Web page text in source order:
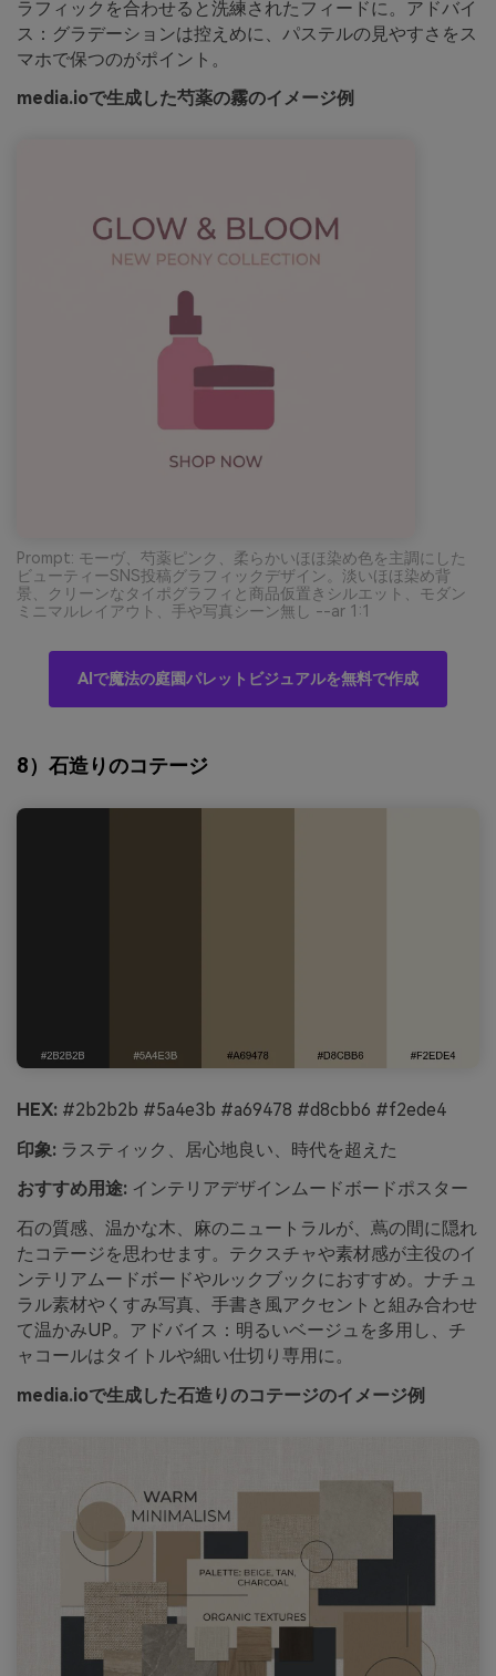
ラフィックを合わせると洗練されたフィードに。アドバイ
ス：グラデーションは控えめに、パステルの見やすさをス
マホで保つのがポイント。
media.ioで生成した芍薬の霧のイメージ例
Prompt: モーヴ、芍薬ピンク、柔らかいほほ染め色を主調にした
ビューティーSNS投稿グラフィックデザイン。淡いほほ染め背
景、クリーンなタイポグラフィと商品仮置きシルエット、モダン
ミニマルレイアウト、手や写真シーン無し --ar 1:1
AIで魔法の庭園パレットビジュアルを無料で作成
8）石造りのコテージ
HEX: #2b2b2b #5a4e3b #a69478 #d8cbb6 #f2ede4
印象: ラスティック、居心地良い、時代を超えた
おすすめ用途: インテリアデザインムードボードポスター
石の質感、温かな木、麻のニュートラルが、蔦の間に隠れ
たコテージを思わせます。テクスチャや素材感が主役のイ
ンテリアムードボードやルックブックにおすすめ。ナチュ
ラル素材やくすみ写真、手書き風アクセントと組み合わせ
て温かみUP。アドバイス：明るいベージュを多用し、チ
ャコールはタイトルや細い仕切り専用に。
media.ioで生成した石造りのコテージのイメージ例